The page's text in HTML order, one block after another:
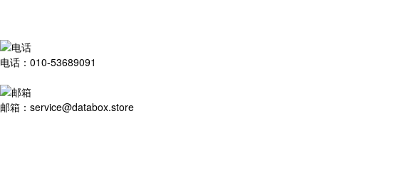
电话：010-53689091
邮箱：service@databox.store